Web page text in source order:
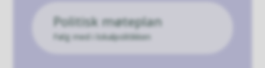
Politisk møteplan
Følg med i lokalpolitikken